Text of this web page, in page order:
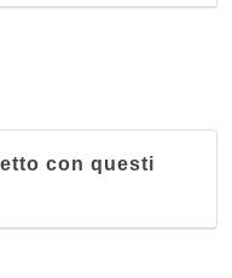
con questi